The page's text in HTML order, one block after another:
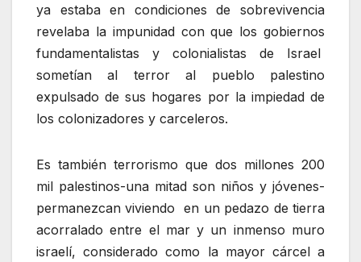
ya estaba en condiciones de sobrevivencia
revelaba la impunidad con que los gobiernos
fundamentalistas y colonialistas de Israel
sometían al terror al pueblo palestino
expulsado de sus hogares por la impiedad de
los colonizadores y carceleros.
Es también terrorismo que dos millones 200
mil palestinos-una mitad son niños y jóvenes-
permanezcan viviendo en un pedazo de tierra
acorralado entre el mar y un inmenso muro
israelí, considerado como la mayor cárcel a